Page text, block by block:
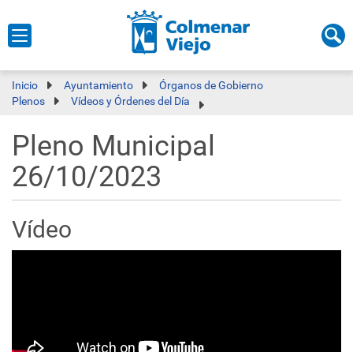
Inicio Ayuntamiento
Órganos de Gobierno
Plenos
Vídeos y Órdenes del Día
Pleno Municipal
26/10/2023
Vídeo